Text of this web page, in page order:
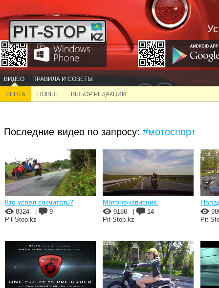
ВИДЕО ПРАВИЛА И СОВЕТЫ
ЛЕНТА НОВЫЕ ВЫБОР РЕДАКЦИИ
Последние видео по запросу: #мотоспорт
Кто успел сосчитать?
8324
9
Pit-Stop.kz
Мотоненависник.
9186
14
Pit-Stop.kz
Pit-